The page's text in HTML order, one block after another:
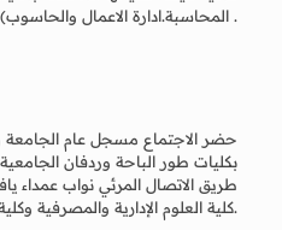
. المحاسبة.ادارة الاعمال والحاسوب)
حضر الاجتماع مسجل عام الجامعة
بكليات طور الباحة وردفان
طريق الاتصال المرئي نواب عمداء
.كلية العلوم الإدارية والمصرفية